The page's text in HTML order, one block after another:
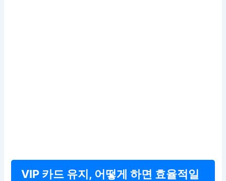
VIP 카드 유지, 어떻게 하면 효율적일